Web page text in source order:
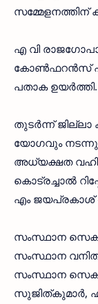
സമ്മേളനത്തിന്
എ വി
കോണ്‍ഫറന്‍സ്
പതാക ഉയര്‍ത്തി.
തുടര്‍ന്ന് ജില്ലാ
യോഗവും നടന്നു.
അധ്യക്ഷത
കൊട്രച്ചാല്‍
എം ജയപ്രകാശ്
സംസ്ഥാന
സംസ്ഥാന
സംസ്ഥാന
സുജിത്കുമാര്‍,